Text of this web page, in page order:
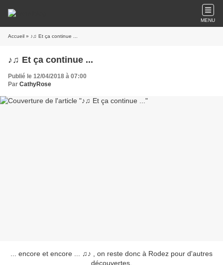
MENU
Accueil » ♪♫ Et ça continue ...
♪♫ Et ça continue ...
Publié le 12/04/2018 à 07:00
Par CathyRose
... encore et encore ... ♫♪ , on reste donc à Rodez pour d'autres
découvertes.